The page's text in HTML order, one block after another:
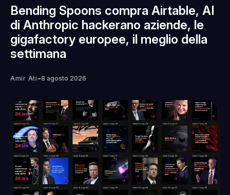
Bending Spoons compra Airtable, AI
di Anthropic hackerano aziende, le
gigafactory europee, il meglio della
settimana
Amir Ati -8 agosto 2026